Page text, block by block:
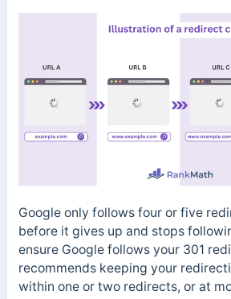
Google only follows four or five
before it gives up and stops
ensure Google follows your 301
recommends keeping your
within one or two redirects, or at